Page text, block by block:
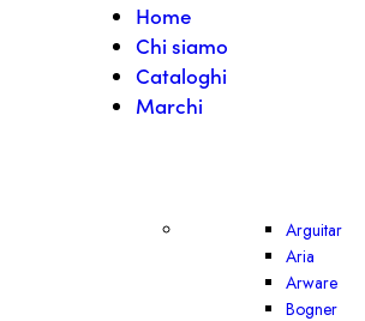
Home
Chi siamo
Cataloghi
Marchi
Arguitar
Aria
Arware
Bogner